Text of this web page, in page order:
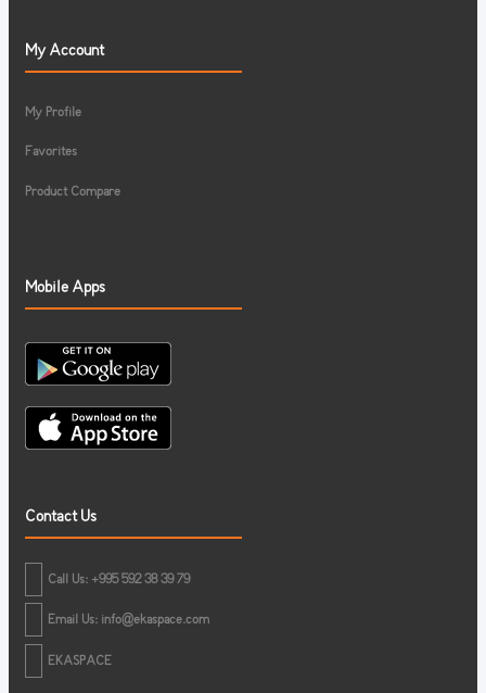
My Account
My Profile
Favorites
Product Compare
Mobile Apps
Contact Us
Call Us: +995 592 38 39 79
Email Us: info@ekaspace.com
EKASPACE